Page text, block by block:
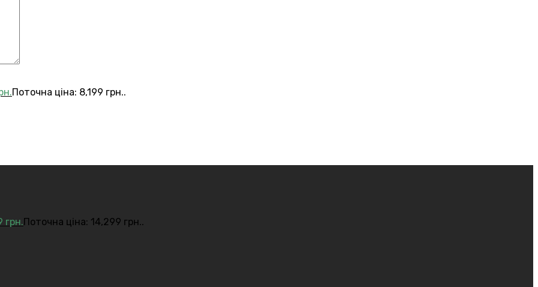
Поточна ціна: 8,199 грн..
грн. Поточна ціна: 14,299 грн..